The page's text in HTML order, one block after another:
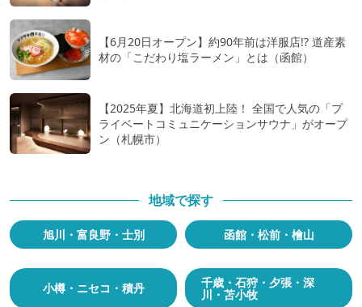
【6月20日オープン】約90年前は洋服店!? 道産素
材の「こだわり塩ラーメン」とは（函館）
【2025年夏】北海道初上陸！ 全国で人気の「プ
ライベートコミュニケーションサウナ」がオープ
ン（札幌市）
地域で探す
旭川・富良野・士別 函館・松前・檜山
小樽・ニセコ・積丹 千歳・石狩・夕張・深
川・苫小牧